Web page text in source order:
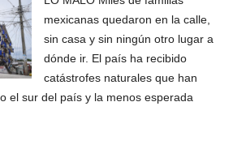
mexicanas quedaron en la calle,
sin casa y sin ningún otro lugar a
dónde ir. El país ha recibido
catástrofes naturales que han
el sur del país y la menos esperada